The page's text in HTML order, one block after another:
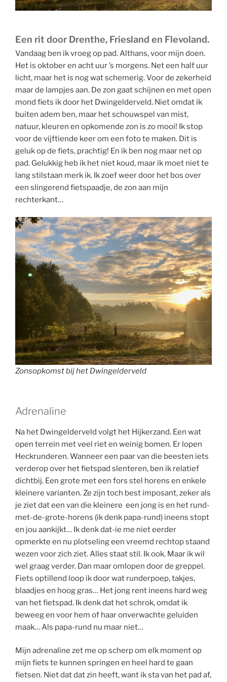
Een rit door Drenthe, Friesland en Flevoland.
Vandaag ben ik vroeg op pad. Althans, voor mijn doen.
Het is oktober en acht uur ’s morgens. Net een half uur
licht, maar het is nog wat schemerig. Voor de zekerheid
maar de lampjes aan. De zon gaat schijnen en met open
mond fiets ik door het Dwingelderveld. Niet omdat ik
buiten adem ben, maar het schouwspel van mist,
natuur, kleuren en opkomende zon is zo mooi! Ik stop
voor de vijftiende keer om een foto te maken. Dit is
geluk op de fiets, prachtig! En ik ben nog maar net op
pad. Gelukkig heb ik het niet koud, maar ik moet niet te
lang stilstaan merk ik. Ik zoef weer door het bos over
een slingerend fietspaadje, de zon aan mijn
rechterkant…
Zonsopkomst bij het Dwingelderveld
Adrenaline
Na het Dwingelderveld volgt het Hijkerzand. Een wat
open terrein met veel riet en weinig bomen. Er lopen
Heckrunderen. Wanneer een paar van die beesten iets
verderop over het fietspad slenteren, ben ik relatief
dichtbij. Een grote met een fors stel horens en enkele
kleinere varianten. Ze zijn toch best imposant, zeker als
je ziet dat een van die kleinere een jong is en het rund-
met-de-grote-horens (ik denk papa-rund) ineens stopt
en jou aankijkt… Ik denk dat-ie me niet eerder
opmerkte en nu plotseling een vreemd rechtop staand
wezen voor zich ziet. Alles staat stil. Ik ook. Maar ik wil
wel graag verder. Dan maar omlopen door de greppel.
Fiets optillend loop ik door wat runderpoep, takjes,
blaadjes en hoog gras… Het jong rent ineens hard weg
van het fietspad. Ik denk dat het schrok, omdat ik
beweeg en voor hem of haar onverwachte geluiden
maak… Als papa-rund nu maar niet…
Mijn adrenaline zet me op scherp om elk moment op
mijn fiets te kunnen springen en heel hard te gaan
fietsen. Niet dat dat zin heeft, want ik sta van het pad af,